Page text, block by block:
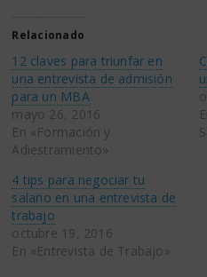
(Se
abre
una
ventana
nueva)
una
ventana
nueva)
Relacionado
12 claves para triunfar en
una entrevista de admisión
para un MBA
mayo 26, 2016
En «Formación y
Adiestramiento»
4 tips para negociar tu
salario en una entrevista de
trabajo
octubre 19, 2016
En «Entrevista de Trabajo»